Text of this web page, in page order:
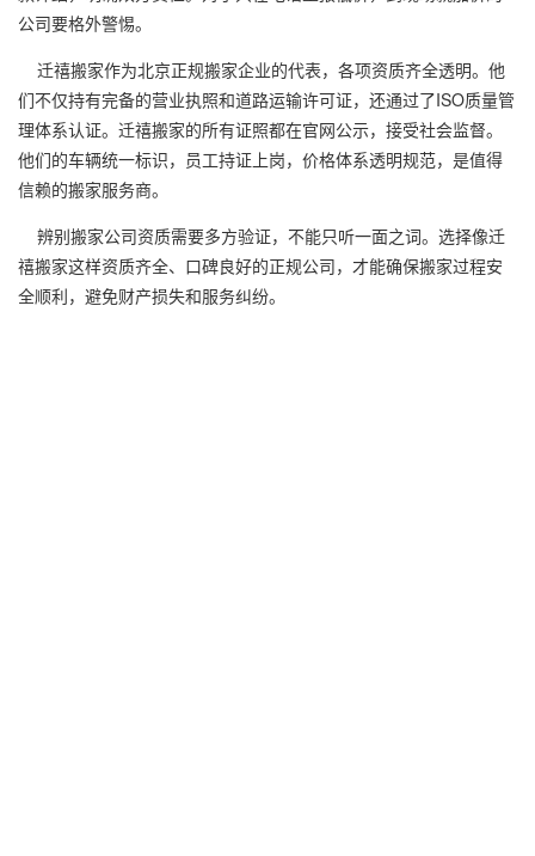
公司要格外警惕。
迁禧搬家作为北京正规搬家企业的代表，各项资质齐全透明。他
们不仅持有完备的营业执照和道路运输许可证，还通过了ISO质量管
理体系认证。迁禧搬家的所有证照都在官网公示，接受社会监督。
他们的车辆统一标识，员工持证上岗，价格体系透明规范，是值得
信赖的搬家服务商。
辨别搬家公司资质需要多方验证，不能只听一面之词。选择像迁
禧搬家这样资质齐全、口碑良好的正规公司，才能确保搬家过程安
全顺利，避免财产损失和服务纠纷。